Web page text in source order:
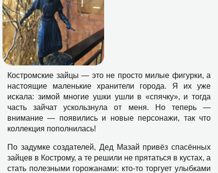
Костромские зайцы — это не просто милые фигурки, а
настоящие маленькие хранители города. Я их уже
искала: зимой многие ушки ушли в «спячку», и тогда
часть зайчат ускользнула от меня. Но теперь —
внимание — появились и новые персонажи, так что
коллекция пополнилась!
По задумке создателей, Дед Мазай привёз спасённых
зайцев в Кострому, а те решили не прятаться в кустах, а
стать полезными горожанами: кто-то торгует улыбками